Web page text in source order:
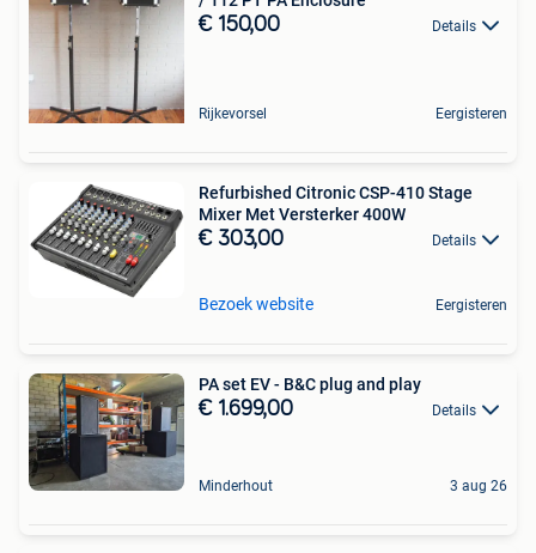
€ 150,00 Details
Rijkevorsel Eergisteren
Refurbished Citronic CSP-410 Stage
Mixer Met Versterker 400W
€ 303,00 Details
Bezoek website Eergisteren
PA set EV - B&C plug and play
€ 1.699,00 Details
Minderhout 3 aug 26